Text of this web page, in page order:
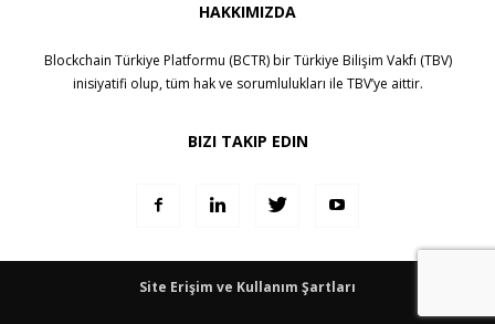
HAKKIMIZDA
Blockchain Türkiye Platformu (BCTR) birTürkiye Bilişim Vakfı (TBV)
inisiyatifi olup, tüm hak ve sorumlulukları ile TBV’ye aittir.
BIZI TAKIP EDIN
Site Erişim ve Kullanım Şartları